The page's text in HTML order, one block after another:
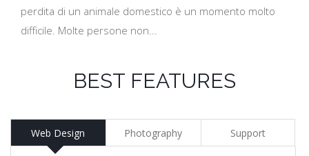
perdita di un animale domestico è un momento molto
difficile. Molte persone non...
BEST FEATURES
Web Design Photography Support